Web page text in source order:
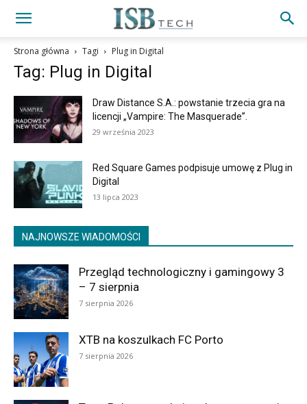
Strona główna Tagi Plug in Digital
Tag: Plug in Digital
Draw Distance S.A.: powstanie trzecia gra na
licencji „Vampire: The Masquerade”.
29 września 2023
Red Square Games podpisuje umowę z Plug in
Digital
13 lipca 2023
NAJNOWSZE WIADOMOŚCI
Przegląd technologiczny i gamingowy 3
– 7 sierpnia
7 sierpnia 2026
XTB na koszulkach FC Porto
7 sierpnia 2026